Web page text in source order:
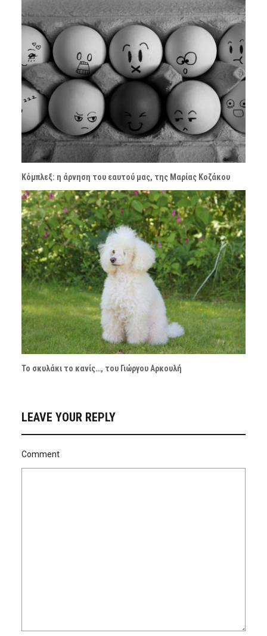
Κόμπλεξ: η άρνηση του εαυτού μας, της Μαρίας Κοζάκου
Το σκυλάκι το κανίς…, του Γιώργου Αρκουλή
LEAVE YOUR REPLY
Comment